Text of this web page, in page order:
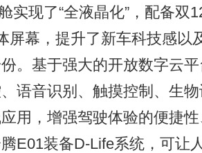
实现了“全液晶化”，配备双
屏幕，提升了新车科技感以
。基于强大的开放数字云
语音识别、触摸控制、生
用，增强驾驶体验的便捷
E01装备D-Life系统，可让